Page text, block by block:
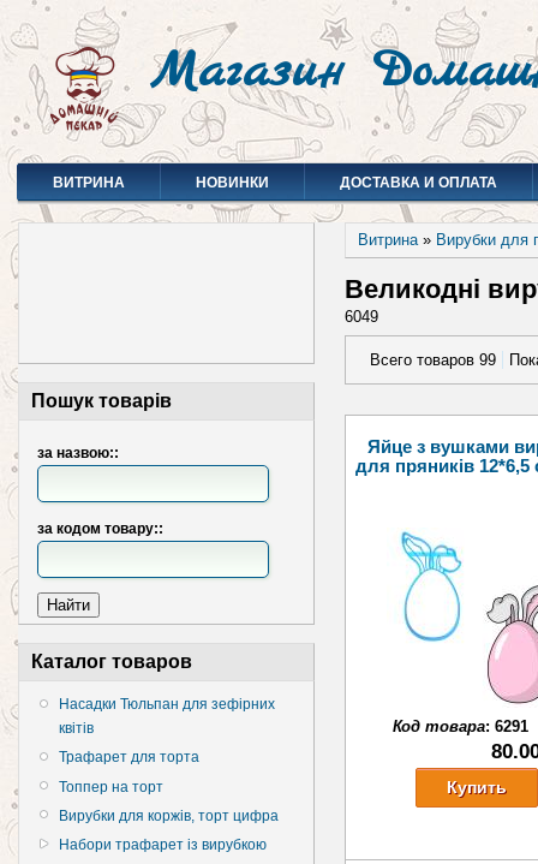
Магазин
ВИТРИНА НОВИНКИ ДОСТАВКА И ОПЛАТА
Пошук товарів
за назвою::
за кодом товару::
Каталог товаров
Насадки Тюльпан для зефірних
квітів
Трафарет для торта
Топпер на торт
Вирубки для коржів, торт цифра
Набори трафарет із вирубкою
Витрина» Вирубки для
Великодні
6049
Всего товаров 99
Яйце з вушками
для пряників 12*6,5
Код товара: 6291